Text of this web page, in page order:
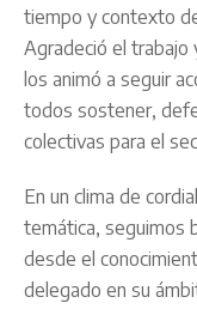
tiempo y contexto
Agradeció el trabajo
los animó a seguir
todos sostener,
colectivas para el
En un clima de
temática, seguimos
desde el
delegado en su